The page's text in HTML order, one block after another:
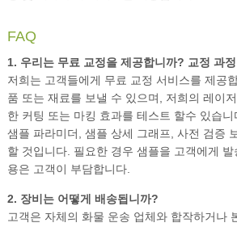
FAQ
1. 우리는 무료 교정을 제공합니까? 교정 과
저희는 고객들에게 무료 교정 서비스를 제공
품 또는 재료를 보낼 수 있으며, 저희의 레이
한 커팅 또는 마킹 효과를 테스트 할수 있습
샘플 파라미더, 샘플 상세 그래프, 사전 검증
할 것입니다. 필요한 경우 샘플을 고객에게
용은 고객이 부담합니다.
2. 장비는 어떻게 배송됩니까?
고객은 자체의 화물 운송 업체와 합작하거나